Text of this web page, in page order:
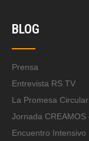
BLOG
Prensa
Entrevista RS TV
La Promesa Circular
Jornada
Encuentro Intensivo